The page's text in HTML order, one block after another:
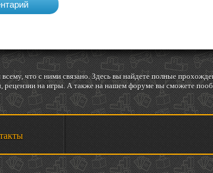
что с ними связано. Здесь вы найдете полные
на игры. А также на нашем форуме вы сможете